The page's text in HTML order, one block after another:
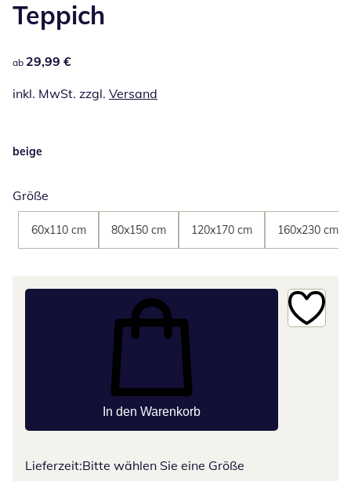
Teppich
29,99 €
ab 29,99 €
inkl. MwSt. zzgl. Versand
beige
Größe
60x110 cm 80x150 cm 120x170 cm 160x230 cm
In den Warenkorb
Lieferzeit:Bitte wählen Sie eine Größe